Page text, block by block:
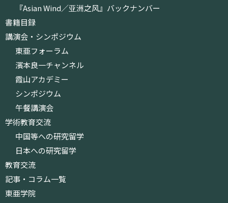
『Asian Wind／亚洲之风』バックナンバー
書籍目録
講演会・シンポジウム
東亜フォーラム
濱本良一チャンネル
霞山アカデミー
シンポジウム
午餐講演会
学術教育交流
中国等への研究留学
日本への研究留学
教育交流
記事・コラム一覧
東亜学院